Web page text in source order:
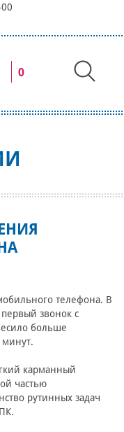
0
телефона. В
звонок с
больше
минут.
карманный
частью
рутинных задач